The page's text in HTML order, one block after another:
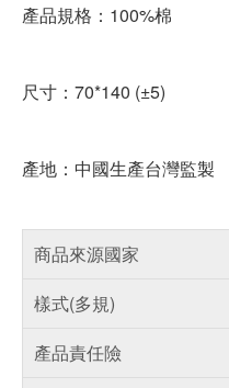
產品規格：100%棉
尺寸：70*140 (±5)
產地：中國生產台灣監製
商品來源國家
樣式(多規)
產品責任險